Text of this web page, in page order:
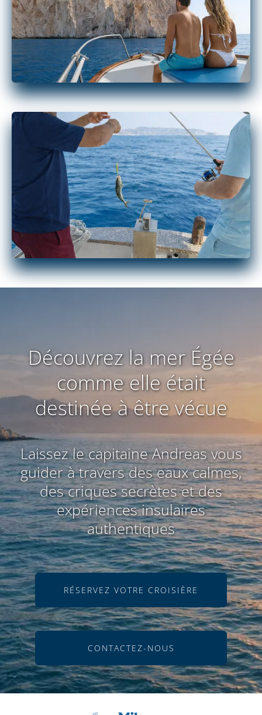
Découvrez la mer Égée
comme elle était
destinée à être vécue
Laissez le capitaine Andreas vous
guider à travers des eaux calmes,
des criques secrètes et des
expériences insulaires
authentiques
RÉSERVEZ VOTRE CROISIÈRE
CONTACTEZ-NOUS